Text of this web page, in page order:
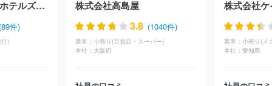
社ニューコーポレーション
野口観光株式会社
株式会社伊勢甚本
社
株式会社萬世閣 株式会社エス・ティー・ワールド
株式会社
株式会社パレスホテル 株式会社ホテル南風荘
ＡＮＡテレ
ダイワロイネットホテルズ株式会社
件)
)
株式会社高島屋
3.8 (1040件)
業界： 小売り(百貨店・スーパー)
本社： 大阪府
株式会社
業界： 小売り(メ
本社： 愛知県